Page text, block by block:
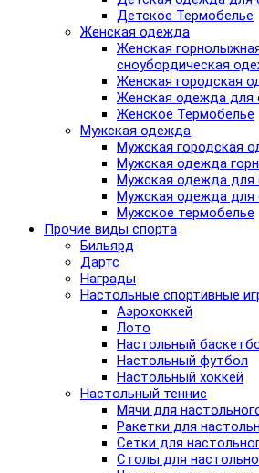
Детское Термобелье
Женская одежда
Женская
сноубордическая
Женская городская
Женская одежда для
Женское Термобелье
Мужская одежда
Мужская городская
Мужская одежда
Мужская одежда для
Мужская одежда для
Мужское термобелье
Прочие виды спорта
Бильярд
Дартс
Награды
Настольные спортивные
Аэрохоккей
Лото
Настольный
Настольный футбол
Настольный хоккей
Настольный теннис
Мячи для
Ракетки для
Сетки для
Столы для